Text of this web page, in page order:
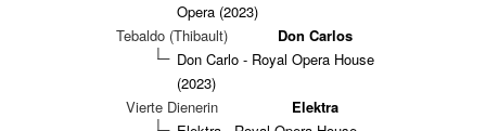
Opera (2023)
Tebaldo (Thibault)
Don Carlos
Don Carlo - Royal Opera House
(2023)
Vierte Dienerin
Elektra